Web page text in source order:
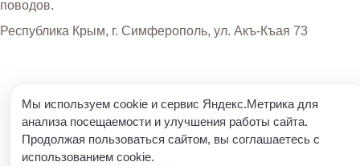
Мы используем cookie и сервис Яндекс.Метрика для
анализа посещаемости и улучшения работы сайта.
Продолжая пользоваться сайтом, вы соглашаетесь с
использованием cookie.
поводов.
Республика Крым, г. Симферополь, ул. Акъ-Къая 73